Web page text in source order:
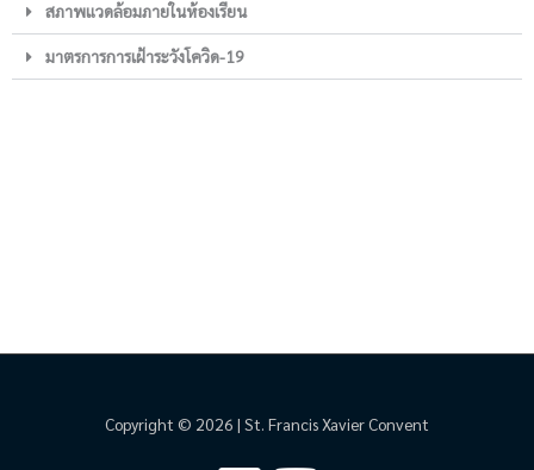
สภาพแวดล้อมภายในห้องเรียน
มาตรการการเฝ้าระวังโควิด-19
Copyright © 2026 | St. Francis Xavier Convent